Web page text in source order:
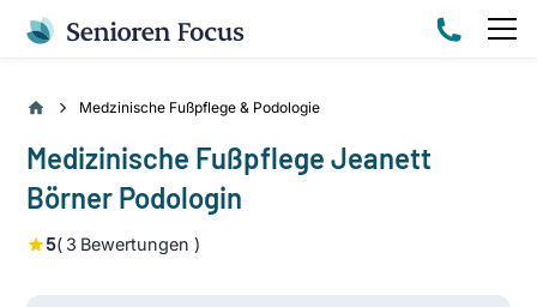
Medzinische Fußpflege & Podologie
Medizinische Fußpflege Jeanett
Börner Podologin
5( 3 Bewertungen )